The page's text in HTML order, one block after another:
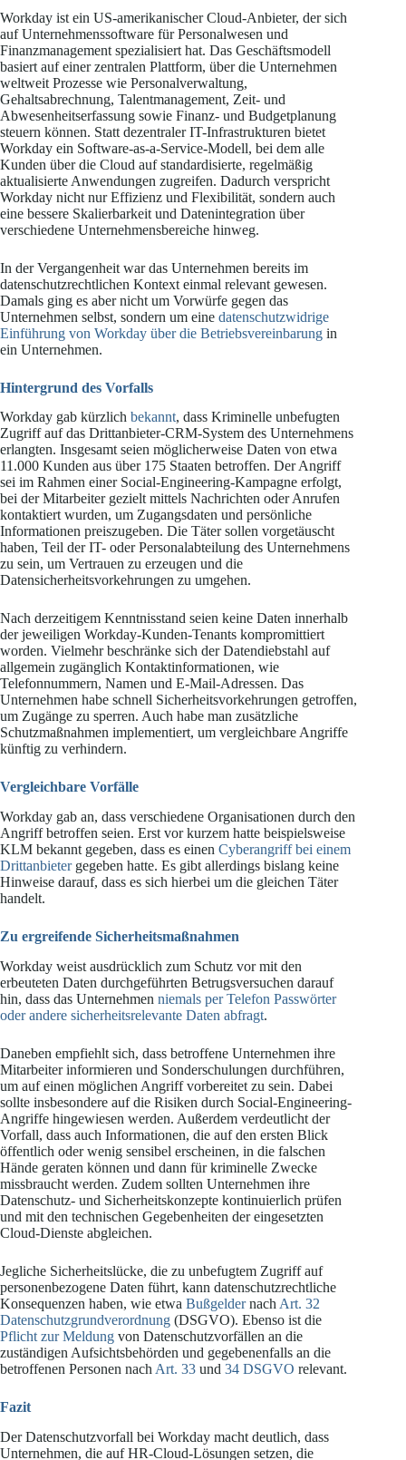
Workday
Workday ist ein US-amerikanischer Cloud-Anbieter, der sich
auf Unternehmenssoftware für Personalwesen und
Finanzmanagement spezialisiert hat. Das Geschäftsmodell
basiert auf einer zentralen Plattform, über die Unternehmen
weltweit Prozesse wie Personalverwaltung,
Gehaltsabrechnung, Talentmanagement, Zeit- und
Abwesenheitserfassung sowie Finanz- und Budgetplanung
steuern können. Statt dezentraler IT-Infrastrukturen bietet
Workday ein Software-as-a-Service-Modell, bei dem alle
Kunden über die Cloud auf standardisierte, regelmäßig
aktualisierte Anwendungen zugreifen. Dadurch verspricht
Workday nicht nur Effizienz und Flexibilität, sondern auch
eine bessere Skalierbarkeit und Datenintegration über
verschiedene Unternehmensbereiche hinweg.
In der Vergangenheit war das Unternehmen bereits im
datenschutzrechtlichen Kontext einmal relevant gewesen.
Damals ging es aber nicht um Vorwürfe gegen das
Unternehmen selbst, sondern um eine datenschutzwidrige
Einführung von Workday über die Betriebsvereinbarung in
ein Unternehmen.
Hintergrund des Vorfalls
Workday gab kürzlich bekannt, dass Kriminelle unbefugten
Zugriff auf das Drittanbieter-CRM-System des Unternehmens
erlangten. Insgesamt seien möglicherweise Daten von etwa
11.000 Kunden aus über 175 Staaten betroffen. Der Angriff
sei im Rahmen einer Social-Engineering-Kampagne erfolgt,
bei der Mitarbeiter gezielt mittels Nachrichten oder Anrufen
kontaktiert wurden, um Zugangsdaten und persönliche
Informationen preiszugeben. Die Täter sollen vorgetäuscht
haben, Teil der IT- oder Personalabteilung des Unternehmens
zu sein, um Vertrauen zu erzeugen und die
Datensicherheitsvorkehrungen zu umgehen.
Nach derzeitigem Kenntnisstand seien keine Daten innerhalb
der jeweiligen Workday-Kunden-Tenants kompromittiert
worden. Vielmehr beschränke sich der Datendiebstahl auf
allgemein zugänglich Kontaktinformationen, wie
Telefonnummern, Namen und E-Mail-Adressen. Das
Unternehmen habe schnell Sicherheitsvorkehrungen getroffen,
um Zugänge zu sperren. Auch habe man zusätzliche
Schutzmaßnahmen implementiert, um vergleichbare Angriffe
künftig zu verhindern.
Vergleichbare Vorfälle
Workday gab an, dass verschiedene Organisationen durch den
Angriff betroffen seien. Erst vor kurzem hatte beispielsweise
KLM bekannt gegeben, dass es einen Cyberangriff bei einem
Drittanbietergegeben hatte. Es gibt allerdings bislang keine
Hinweise darauf, dass es sich hierbei um die gleichen Täter
handelt.
Zu ergreifende Sicherheitsmaßnahmen
Workday weist ausdrücklich zum Schutz vor mit den
erbeuteten Daten durchgeführten Betrugsversuchen darauf
hin, dass das Unternehmen niemals per Telefon Passwörter
oder andere sicherheitsrelevante Daten abfragt.
Daneben empfiehlt sich, dass betroffene Unternehmen ihre
Mitarbeiter informieren und Sonderschulungen durchführen,
um auf einen möglichen Angriff vorbereitet zu sein. Dabei
sollte insbesondere auf die Risiken durch Social-Engineering-
Angriffe hingewiesen werden. Außerdem verdeutlicht der
Vorfall, dass auch Informationen, die auf den ersten Blick
öffentlich oder wenig sensibel erscheinen, in die falschen
Hände geraten können und dann für kriminelle Zwecke
missbraucht werden. Zudem sollten Unternehmen ihre
Datenschutz- und Sicherheitskonzepte kontinuierlich prüfen
und mit den technischen Gegebenheiten der eingesetzten
Cloud-Dienste abgleichen.
Jegliche Sicherheitslücke, die zu unbefugtem Zugriff auf
personenbezogene Daten führt, kann datenschutzrechtliche
Konsequenzen haben, wie etwa Bußgeldernach Art. 32
Datenschutzgrundverordnung (DSGVO). Ebenso ist die
Pflicht zur Meldung von Datenschutzvorfällen an die
zuständigen Aufsichtsbehörden und gegebenenfalls an die
betroffenen Personen nach Art. 33 und 34 DSGVO relevant.
Fazit
Der Datenschutzvorfall bei Workday macht deutlich, dass
Unternehmen, die auf HR-Cloud-Lösungen setzen, die